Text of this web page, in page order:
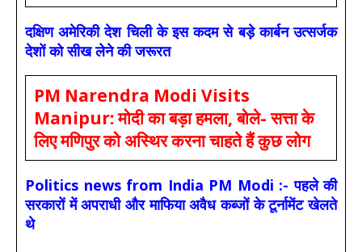
दक्षिण अमेरिकी देश चिली के इस कदम से बड़े कार्बन उत्सर्जक
देशों को सीख लेने की जरूरत
PM Narendra Modi Visits
Manipur: मोदी का बड़ा हमला, बोले- सत्ता के
लिए मणिपुर को अस्थिर करना चाहते हैं कुछ लोग
Politics news from India PM Modi :- पहले की
सरकारों में अपराधी और माफिया अवैध कब्जों के टूर्नामेंट खेलते
थे